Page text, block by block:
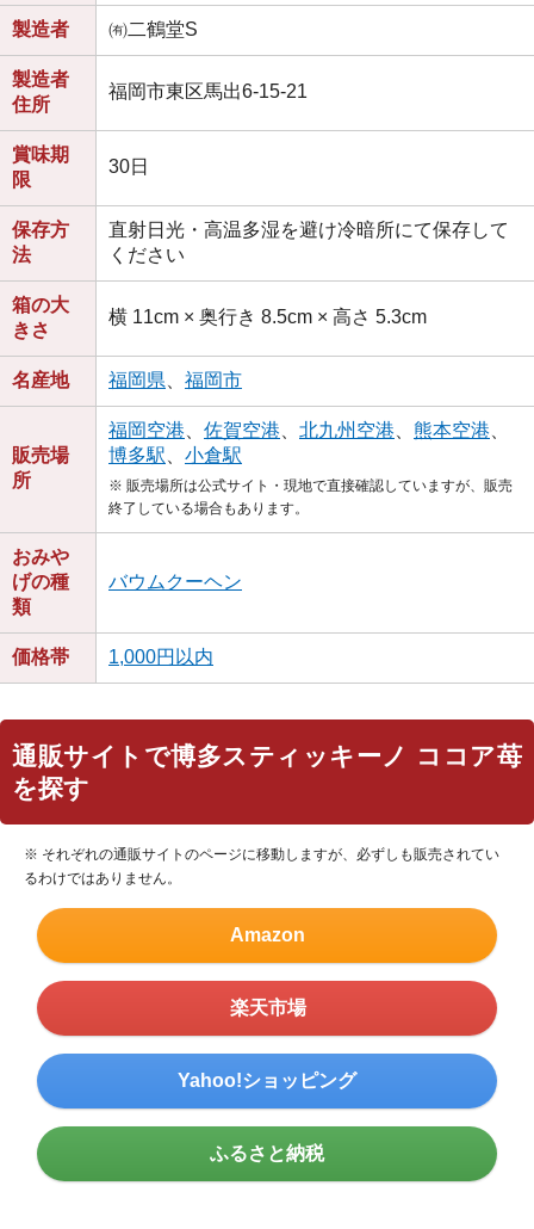
製造者 ㈲二鶴堂S
製造者
住所
福岡市東区馬出6-15-21
賞味期
限
30日
保存方
法
直射日光・高温多湿を避け冷暗所にて保存して
ください
箱の大
きさ
横 11cm × 奥行き 8.5cm × 高さ 5.3cm
名産地 福岡県 福岡市
販売場
所
福岡空港 佐賀空港 北九州空港 熊本空港
博多駅
小倉駅
※ 販売場所は公式サイト・現地で直接確認していますが、販売
終了している場合もあります。
おみや
げの種
類
バウムクーヘン
価格帯 1,000円以内
通販サイトで博多スティッキーノ ココア苺
を探す
※ それぞれの通販サイトのページに移動しますが、必ずしも販売されてい
るわけではありません。
Amazon
楽天市場
Yahoo!ショッピング
ふるさと納税